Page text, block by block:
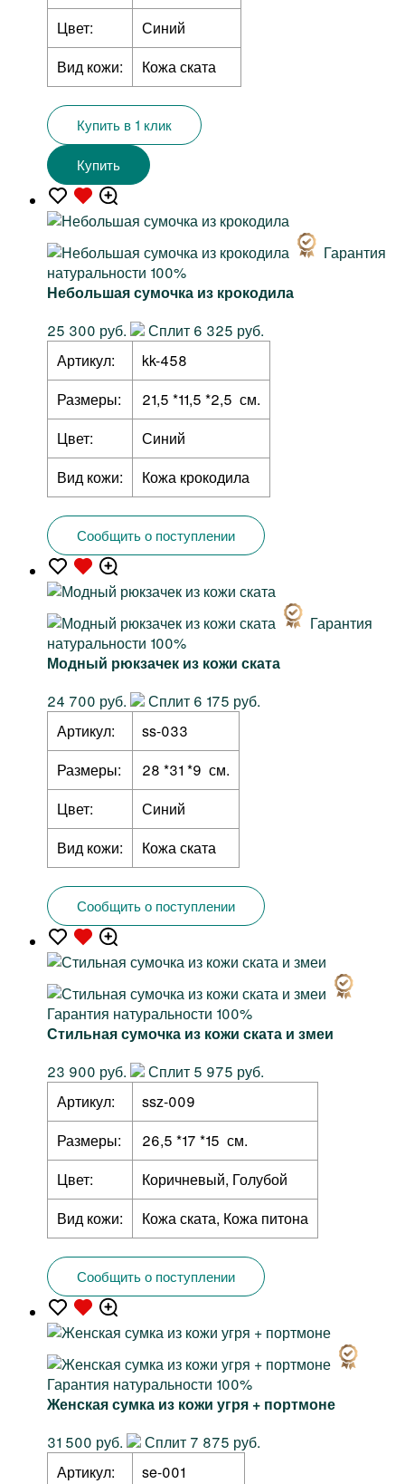
Цвет:
Синий
Вид кожи:
Кожа ската
Купить в 1 клик
Купить
Гарантия
натуральности 100%
Небольшая сумочка из крокодила
25 300 руб.
Сплит 6 325 руб.
Артикул:
kk-458
Размеры:
21,5 *11,5 *2,5 см.
Цвет:
Синий
Вид кожи:
Кожа крокодила
Сообщить о поступлении
Гарантия
натуральности 100%
Модный рюкзачек из кожи ската
24 700 руб.
Сплит 6 175 руб.
Артикул:
ss-033
Размеры:
28 *31 *9 см.
Цвет:
Синий
Вид кожи:
Кожа ската
Сообщить о поступлении
Гарантия натуральности 100%
Стильная сумочка из кожи ската и змеи
23 900 руб.
Сплит 5 975 руб.
Артикул:
ssz-009
Размеры:
26,5 *17 *15 см.
Цвет:
Коричневый, Голубой
Вид кожи:
Кожа ската, Кожа питона
Сообщить о поступлении
Гарантия натуральности 100%
Женская сумка из кожи угря + портмоне
31 500 руб.
Сплит 7 875 руб.
Артикул:
se-001